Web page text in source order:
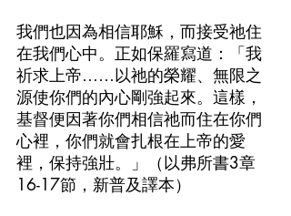
我們也因為相信耶穌，而接受祂住
在我們心中。正如保羅寫道：「我
祈求上帝……以祂的榮耀、無限之
源使你們的內心剛強起來。這樣，
基督便因著你們相信祂而住在你們
心裡，你們就會扎根在上帝的愛
裡，保持強壯。」（以弗所書3章
16-17節，新普及譯本）